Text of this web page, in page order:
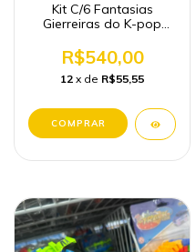
Kit C/6 Fantasias
Gierreiras do K-pop
R$540,00
12 x de R$55,55